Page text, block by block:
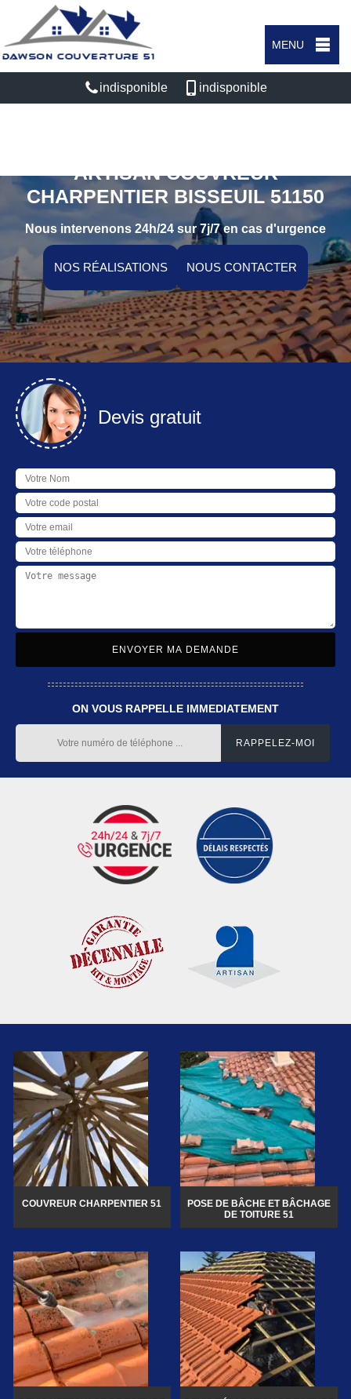
MENU
indisponible indisponible
ARTISAN COUVREUR
CHARPENTIER BISSEUIL 51150
Nous intervenons 24h/24 sur 7j/7 en cas d'urgence
NOS RÉALISATIONS NOUS CONTACTER
Devis gratuit
ON VOUS RAPPELLE IMMEDIATEMENT
COUVREUR CHARPENTIER 51
POSE DE BÂCHE ET BÂCHAGE
DE TOITURE 51